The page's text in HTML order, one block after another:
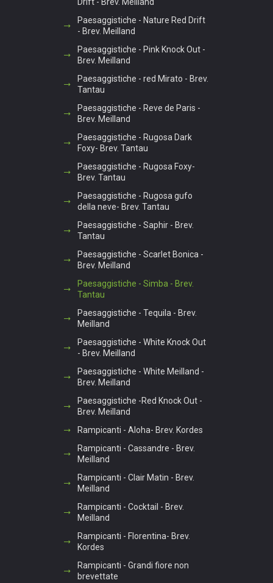
Paesaggistiche - Nature Red Drift
- Brev. Meilland
Paesaggistiche - Pink Knock Out -
Brev. Meilland
Paesaggistiche - red Mirato - Brev.
Tantau
Paesaggistiche - Reve de Paris -
Brev. Meilland
Paesaggistiche - Rugosa Dark
Foxy- Brev. Tantau
Paesaggistiche - Rugosa Foxy-
Brev. Tantau
Paesaggistiche - Rugosa gufo
della neve- Brev. Tantau
Paesaggistiche - Saphir - Brev.
Tantau
Paesaggistiche - Scarlet Bonica -
Brev. Meilland
Paesaggistiche - Simba - Brev.
Tantau
Paesaggistiche - Tequila - Brev.
Meilland
Paesaggistiche - White Knock Out
- Brev. Meilland
Paesaggistiche - White Meilland -
Brev. Meilland
Paesaggistiche -Red Knock Out -
Brev. Meilland
Rampicanti - Aloha- Brev. Kordes
Rampicanti - Cassandre - Brev.
Meilland
Rampicanti - Clair Matin - Brev.
Meilland
Rampicanti - Cocktail - Brev.
Meilland
Rampicanti - Florentina- Brev.
Kordes
Rampicanti - Grandi fiore non
brevettate